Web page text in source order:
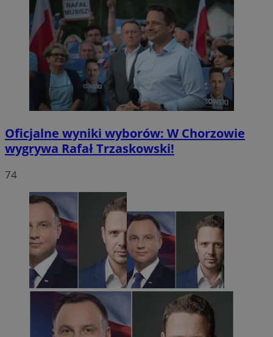
Oficjalne wyniki wyborów: W Chorzowie
wygrywa Rafał Trzaskowski!
74